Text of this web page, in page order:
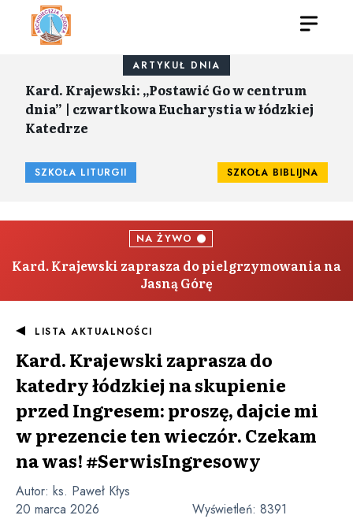
ARTYKUŁ DNIA
Kard. Krajewski: „Postawić Go w centrum
dnia” | czwartkowa Eucharystia w łódzkiej
Katedrze
SZKOŁA LITURGII SZKOŁA BIBLIJNA
NA ŻYWO
Kard. Krajewski zaprasza do pielgrzymowania na
Jasną Górę
LISTA AKTUALNOŚCI
Kard. Krajewski zaprasza do
katedry łódzkiej na skupienie
przed Ingresem: proszę, dajcie mi
w prezencie ten wieczór. Czekam
na was! #SerwisIngresowy
Autor: ks. Paweł Kłys
20 marca 2026
Wyświetleń: 8391